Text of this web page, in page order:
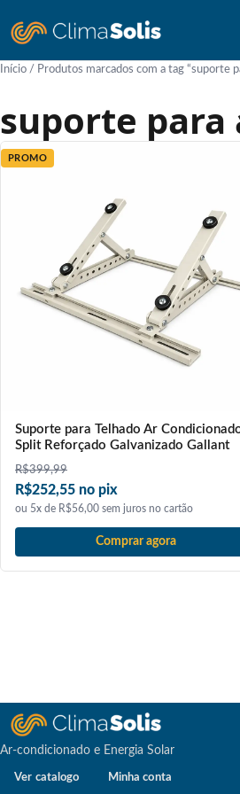
Início / Produtos marcados com a tag “suporte
suporte
PROMO
Suporte para Telhado Ar
Split Reforçado Galvanizado Gallant
R$399,99
R$252,55 no pix
ou 5x de R$56,00 sem juros no cartão
Comprar agora
Ar-condicionado e Energia Solar
Ver catalogo Minha conta